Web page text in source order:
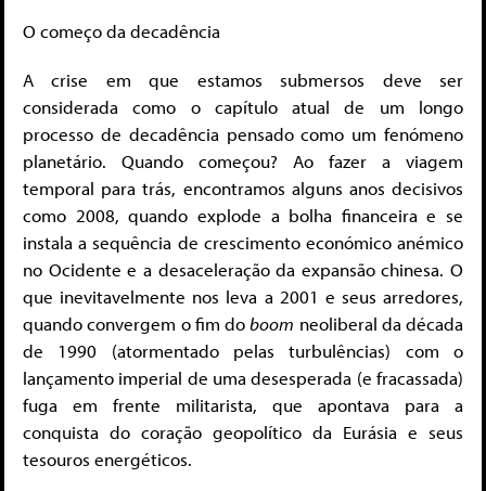
O começo da decadência
A crise em que estamos submersos deve ser
considerada como o capítulo atual de um longo
processo de decadência pensado como um fenómeno
planetário. Quando começou? Ao fazer a viagem
temporal para trás, encontramos alguns anos decisivos
como 2008, quando explode a bolha financeira e se
instala a sequência de crescimento económico anémico
no Ocidente e a desaceleração da expansão chinesa. O
que inevitavelmente nos leva a 2001 e seus arredores,
quando convergem o fim doboom neoliberal da década
de 1990 (atormentado pelas turbulências) com o
lançamento imperial de uma desesperada (e fracassada)
fuga em frente militarista, que apontava para a
conquista do coração geopolítico da Eurásia e seus
tesouros energéticos.